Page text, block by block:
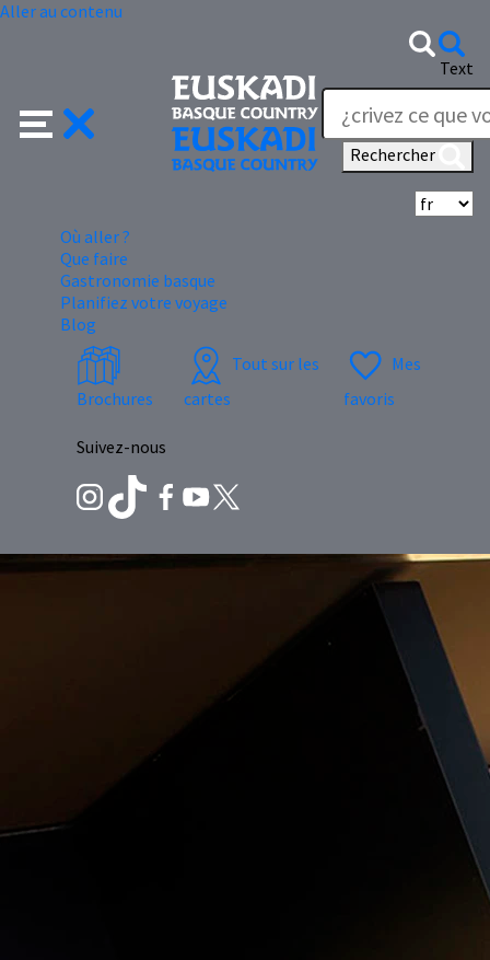
Aller au contenu
Text
Rechercher
Où aller ?
Que faire
Gastronomie basque
Planifiez votre voyage
Blog
Brochures
Tout sur les
cartes
Mes
favoris
Suivez-nous